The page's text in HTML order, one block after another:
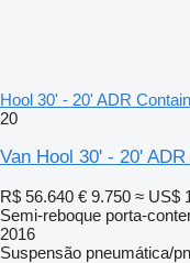
Hool 30' - 20' ADR
20
Van Hool 30' - 20'
R$ 56.640 € 9.750 ≈ US$
Semi-reboque porta-
2016
Suspensão pneumática/